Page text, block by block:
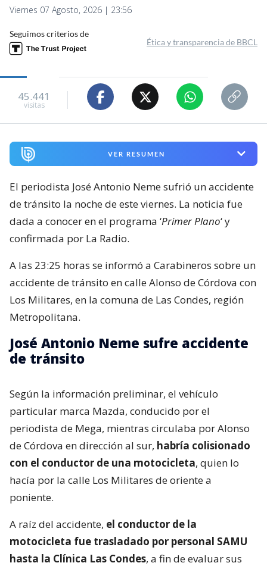
Viernes 07 Agosto, 2026 | 23:56
Seguimos criterios de
Ética y transparencia de BBCL
45.441
visitas
VER RESUMEN
El periodista José Antonio Neme sufrió un accidente
de tránsito la noche de este viernes. La noticia fue
dada a conocer en el programa ‘Primer Plano‘ y
confirmada por La Radio.
A las 23:25 horas se informó a Carabineros sobre un
accidente de tránsito en calle Alonso de Córdova con
Los Militares, en la comuna de Las Condes, región
Metropolitana.
José Antonio Neme sufre accidente
de tránsito
Según la información preliminar, el vehículo
particular marca Mazda, conducido por el
periodista de Mega, mientras circulaba por Alonso
de Córdova en dirección al sur, habría colisionado
con el conductor de una motocicleta, quien lo
hacía por la calle Los Militares de oriente a
poniente.
A raíz del accidente, el conductor de la
motocicleta fue trasladado por personal SAMU
hasta la Clínica Las Condes, a fin de evaluar sus